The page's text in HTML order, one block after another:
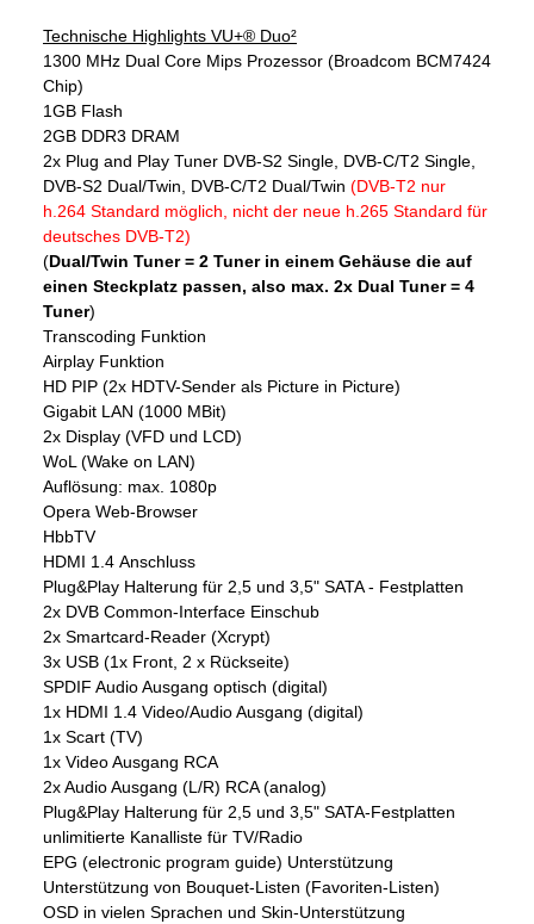
Technische Highlights VU+® Duo²
1300 MHz Dual Core Mips Prozessor (Broadcom BCM7424
Chip)
1GB Flash
2GB DDR3 DRAM
2x Plug and Play Tuner DVB-S2 Single, DVB-C/T2 Single,
DVB-S2 Dual/Twin, DVB-C/T2 Dual/Twin (DVB-T2 nur
h.264 Standard möglich, nicht der neue h.265 Standard für
deutsches DVB-T2)
(Dual/Twin Tuner = 2 Tuner in einem Gehäuse die auf
einen Steckplatz passen, also max. 2x Dual Tuner = 4
Tuner)
Transcoding Funktion
Airplay Funktion
HD PIP (2x HDTV-Sender als Picture in Picture)
Gigabit LAN (1000 MBit)
2x Display (VFD und LCD)
WoL (Wake on LAN)
Auflösung: max. 1080p
Opera Web-Browser
HbbTV
HDMI 1.4 Anschluss
Plug&Play Halterung für 2,5 und 3,5" SATA - Festplatten
2x DVB Common-Interface Einschub
2x Smartcard-Reader (Xcrypt)
3x USB (1x Front, 2 x Rückseite)
SPDIF Audio Ausgang optisch (digital)
1x HDMI 1.4 Video/Audio Ausgang (digital)
1x Scart (TV)
1x Video Ausgang RCA
2x Audio Ausgang (L/R) RCA (analog)
Plug&Play Halterung für 2,5 und 3,5" SATA-Festplatten
unlimitierte Kanalliste für TV/Radio
EPG (electronic program guide) Unterstützung
Unterstützung von Bouquet-Listen (Favoriten-Listen)
OSD in vielen Sprachen und Skin-Unterstützung